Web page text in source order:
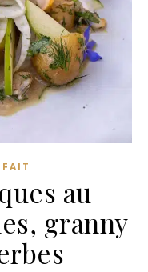
au
granny